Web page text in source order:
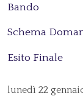
Bando
Schema
Esito Finale
lunedì 22